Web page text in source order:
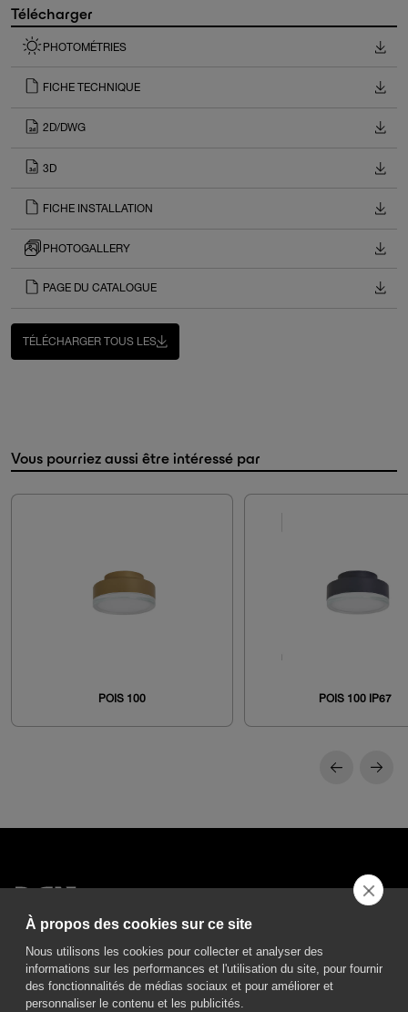
Télécharger
PHOTOMÉTRIES
FICHE TECHNIQUE
2D/DWG
3D
FICHE INSTALLATION
PHOTOGALLERY
PAGE DU CATALOGUE
TÉLÉCHARGER TOUS LES
Vous pourriez aussi être intéressé par
POIS 100 POIS 100 IP67
50013 Campi Bisenzio Firenze - Italy
À propos des cookies sur ce site
Nous utilisons les cookies pour collecter et analyser des
informations sur les performances et l'utilisation du site, pour fournir
des fonctionnalités de médias sociaux et pour améliorer et
personnaliser le contenu et les publicités.